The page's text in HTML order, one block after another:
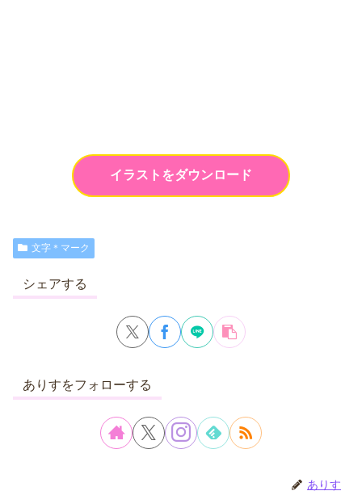
イラストをダウンロード
文字＊マーク
シェアする
ありすをフォローする
ありす